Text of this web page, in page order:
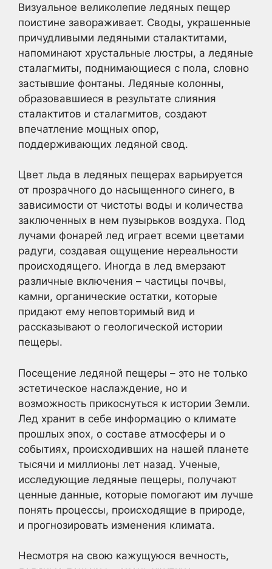
Визуальное великолепие ледяных пещер
поистине завораживает. Своды, украшенные
причудливыми ледяными сталактитами,
напоминают хрустальные люстры, а ледяные
сталагмиты, поднимающиеся с пола, словно
застывшие фонтаны. Ледяные колонны,
образовавшиеся в результате слияния
сталактитов и сталагмитов, создают
впечатление мощных опор,
поддерживающих ледяной свод.
Цвет льда в ледяных пещерах варьируется
от прозрачного до насыщенного синего, в
зависимости от чистоты воды и количества
заключенных в нем пузырьков воздуха. Под
лучами фонарей лед играет всеми цветами
радуги, создавая ощущение нереальности
происходящего. Иногда в лед вмерзают
различные включения – частицы почвы,
камни, органические остатки, которые
придают ему неповторимый вид и
рассказывают о геологической истории
пещеры.
Посещение ледяной пещеры – это не только
эстетическое наслаждение, но и
возможность прикоснуться к истории Земли.
Лед хранит в себе информацию о климате
прошлых эпох, о составе атмосферы и о
событиях, происходивших на нашей планете
тысячи и миллионы лет назад. Ученые,
исследующие ледяные пещеры, получают
ценные данные, которые помогают им лучше
понять процессы, происходящие в природе,
и прогнозировать изменения климата.
Несмотря на свою кажущуюся вечность,